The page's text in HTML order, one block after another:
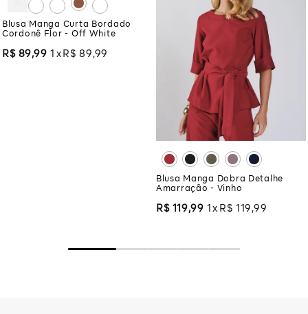
Blusa Manga Curta Bordado
Cordonê Flor - Off White
R$ 89,99 1 R$ 89 ,99
Blusa Manga Dobra Detalhe
Amarração - Vinho
R$ 119,99 1 R$ 119 ,99